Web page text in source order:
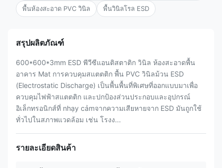
พื้นห้องสะอาด PVC วินิล พื้นวินิลโรล ESD
สรุปผลิตภัณฑ์
600*600*3mm ESD พีวีซีแอนติสตาติก วินิล ห้องสะอาดพื้น
อาคาร Mat การควบคุมสแตตติก พื้น PVC วินิลม้วน ESD
(Electrostatic Discharge) เป็นพื้นพื้นที่พิเศษที่ออกแบบมาเพื่อ
ควบคุมไฟฟ้าสแตตติก และปกป้องส่วนประกอบและอุปกรณ์
อิเล็กทรอนิกส์ที่ nhạy cảmจากความเสียหายจาก ESD มันถูกใช้
ทั่วไปในสภาพแวดล้อม เช่น โรงง...
รายละเอียดสินค้า